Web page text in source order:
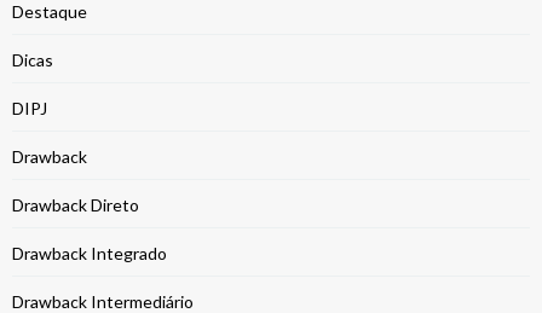
Destaque
Dicas
DIPJ
Drawback
Drawback Direto
Drawback Integrado
Drawback Intermediário